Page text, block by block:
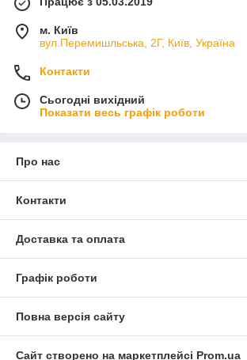
м. Київ
вул.Перемишльська, 2Г, Київ, Україна
Контакти
Сьогодні вихідний
Показати весь графік роботи
Про нас
Контакти
Доставка та оплата
Графік роботи
Повна версія сайту
Сайт створено на маркетплейсі Prom.ua